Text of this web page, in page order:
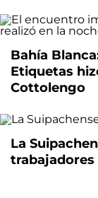
Bahía
Etiquetas
Cottolengo
La